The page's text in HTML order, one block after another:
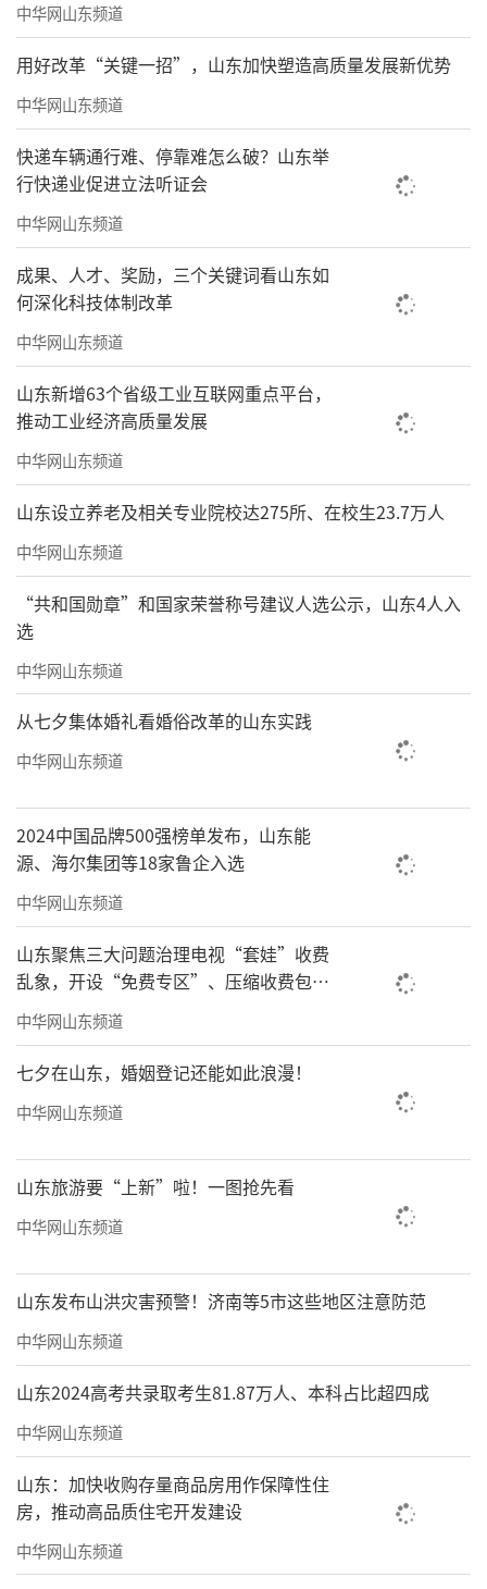
中华网山东频道
用好改革“关键一招”，山东加快塑造高质量发展新优势
中华网山东频道
快递车辆通行难、停靠难怎么破？山东举
行快递业促进立法听证会
中华网山东频道
成果、人才、奖励，三个关键词看山东如
何深化科技体制改革
中华网山东频道
山东新增63个省级工业互联网重点平台，
推动工业经济高质量发展
中华网山东频道
山东设立养老及相关专业院校达275所、在校生23.7万人
中华网山东频道
“共和国勋章”和国家荣誉称号建议人选公示，山东4人入
选
中华网山东频道
从七夕集体婚礼看婚俗改革的山东实践
中华网山东频道
2024中国品牌500强榜单发布，山东能
源、海尔集团等18家鲁企入选
中华网山东频道
山东聚焦三大问题治理电视“套娃”收费
乱象，开设“免费专区”、压缩收费包比
例70%以上
中华网山东频道
七夕在山东，婚姻登记还能如此浪漫！
中华网山东频道
山东旅游要“上新”啦！一图抢先看
中华网山东频道
山东发布山洪灾害预警！济南等5市这些地区注意防范
中华网山东频道
山东2024高考共录取考生81.87万人、本科占比超四成
中华网山东频道
山东：加快收购存量商品房用作保障性住
房，推动高品质住宅开发建设
中华网山东频道